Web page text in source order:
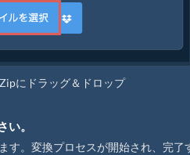
にドラッグ＆ドロップ
い。
す。変換プロセスが開始され、完了